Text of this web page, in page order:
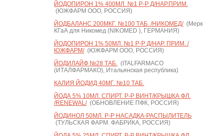
ЙОДОПИРОН 1% 400МЛ. №1 Р-Р Д/НАР.ПРИМ.
(ЮЖФАРМ ООО, РОССИЯ)
ЙОДБАЛАНС 200МКГ. №100 ТАБ. /НИКОМЕД/(Мерк
КГаА для Никомед (NIKOMED ), ГЕРМАНИЯ)
ЙОДОПИРОН 1% 50МЛ. №1 Р-Р Д/НАР. ПРИМ. /
ЮЖФАРМ/(ЮЖФАРМ ООО, РОССИЯ)
ЙОДИЛАЙФ №28 ТАБ.(ITALFARMACO
(ИТАЛФАРМАКО), Итальянская республика)
КАЛИЯ ЙОДИД 40МГ. №10 ТАБ.
ЙОДА 5% 10МЛ. СПИРТ. Р-Р ВИНТ/КРЫШКА ФЛ.
/RENEWAL/(ОБНОВЛЕНИЕ ПФК, РОССИЯ)
ЙОДИНОЛ 50МЛ. Р-Р НАСАДКА-РАСПЫЛИТЕЛЬ
(ТУЛЬСКАЯ ФАРМ. ФАБРИКА, РОССИЯ)